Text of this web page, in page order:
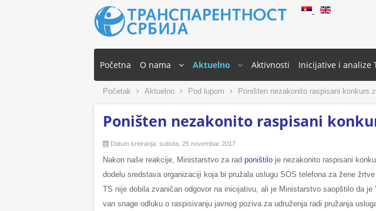
Početna O nama Aktuelno Aktivnosti Inicijative i analize
Početak Aktuelno Pod lupom Poništen nezakonito raspisani konkurs
Poništen nezakonito raspisani
Datum kreiranja: subota, 25 novembar 2017
Nakon naše reakcije, Ministarstvo za rad poništilo je nezakonito raspisani
dodelu sredstava organizaciji koja bi pružala uslugu SOS telefona za žene žrtve
TS nije dobila zvaničan odgovor na inicijativu, ali je Ministarstvo saopštilo da je
van snage odluku o raspisivanju javnog poziva za udruženja radi pružanja